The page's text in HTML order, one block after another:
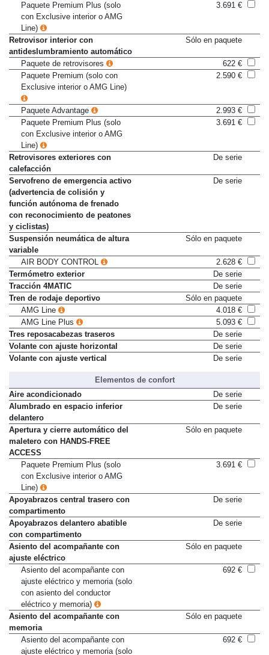
Paquete Advantage
2.993 €
Paquete Premium Plus (solo
con Exclusive interior o AMG
Line)
Retrovisor interior con
antideslumbramiento automático
Paquete de retrovisores
622 €
Paquete Premium (solo con
Exclusive interior o AMG Line)
Paquete Advantage
2.993 €
Paquete Premium Plus (solo
con Exclusive interior o AMG
Line)
Retrovisores exteriores con
calefacción
Servofreno de emergencia activo
(advertencia de colisión y
función autónoma de frenado
con reconocimiento de peatones
y ciclistas)
Suspensión neumática de altura
variable
AIR BODY CONTROL
2.628 €
Termómetro exterior
De serie
Tracción 4MATIC
De serie
Tren de rodaje deportivo
Sólo en paquete
AMG Line
4.018 €
AMG Line Plus
5.093 €
Tres reposacabezas traseros
De serie
Volante con ajuste horizontal
De serie
Elementos de confort
Aire acondicionado
De serie
Alumbrado en espacio inferior
delantero
Apertura y cierre automático del
maletero con HANDS-FREE
ACCESS
Paquete Premium Plus (solo
con Exclusive interior o AMG
Line)
Apoyabrazos central trasero con
compartimento
Apoyabrazos delantero abatible
con compartimento
Asiento del acompañante con
ajuste eléctrico
Asiento del acompañante con
ajuste eléctrico y memoria (solo
con asiento del conductor
eléctrico y memoria)
Asiento del acompañante con
memoria
Asiento del acompañante con